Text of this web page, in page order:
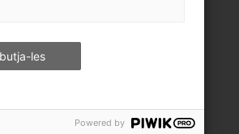
les
Powered by